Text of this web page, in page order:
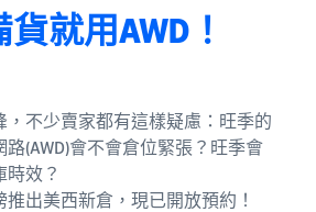
就用AWD！
，不少賣家都有這樣疑慮：旺季的
(AWD)會不會倉位緊張？旺季會
時效？
推出美西新倉，現已開放預約！